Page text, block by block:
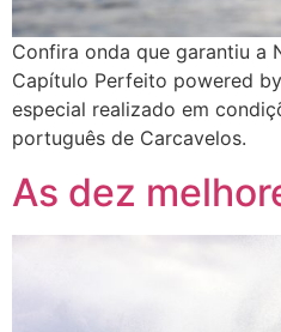
Confira onda que garantiu a
Capítulo Perfeito powered
especial realizado em
português de Carcavelos.
As dez